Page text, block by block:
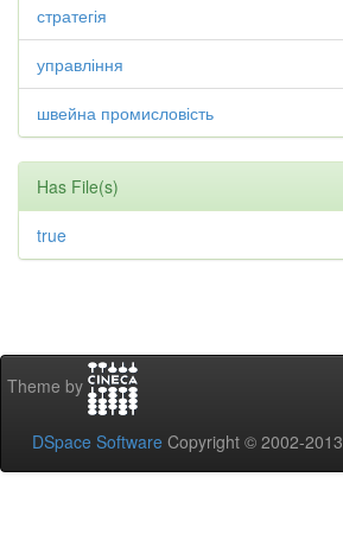
стратегія
управління
швейна промисловість
Has File(s)
true
Theme by
DSpace Software Copyright © 2002-2013